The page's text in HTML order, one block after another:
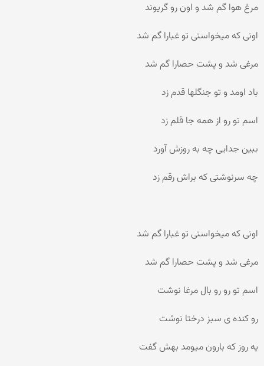
مرغ هوا گم شد و اون رو گریوند
اونی که میخواستی تو غبارا گم شد
مرغی شد و پشت حصارا گم شد
باد اومد و تو جنگلها قدم زد
اسم تو رو از همه جا قلم زد
ببین جدایی چه به روزش آورد
چه سرنوشتی که براش رقم زد
اونی که میخواستی تو غبارا گم شد
مرغی شد و پشت حصارا گم شد
اسم تو رو رو بال مرغا نوشت
رو کنده ی سبز درختا نوشت
یه روز که بارون میومد بهش گفت